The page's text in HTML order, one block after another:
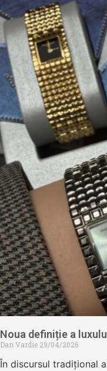
Noua definiție a
Dan Vardie 29/04/2026
În discursul tradițional